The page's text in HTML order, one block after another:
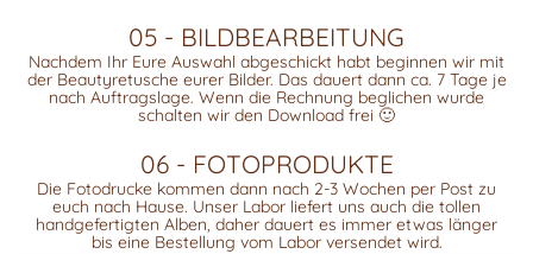
05 - BILDBEARBEITUNG
Nachdem Ihr Eure Auswahl abgeschickt habt beginnen wir mit
der Beautyretusche eurer Bilder. Das dauert dann ca. 7 Tage je
nach Auftragslage. Wenn die Rechnung beglichen wurde
schalten wir den Download frei 🙂
06 - FOTOPRODUKTE
Die Fotodrucke kommen dann nach 2-3 Wochen per Post zu
euch nach Hause. Unser Labor liefert uns auch die tollen
handgefertigten Alben, daher dauert es immer etwas länger
bis eine Bestellung vom Labor versendet wird.